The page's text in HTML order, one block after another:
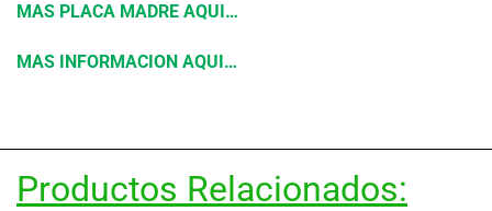
MAS PLACA MADRE AQUI…
MAS INFORMACION AQUI…
Productos Relacionados: